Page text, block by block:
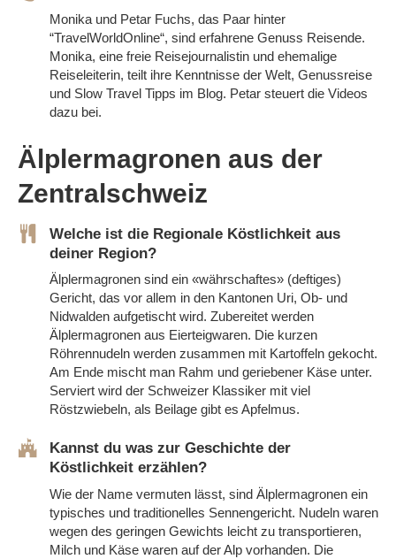
Monika und Petar Fuchs, das Paar hinter
“TravelWorldOnline“, sind erfahrene Genuss Reisende.
Monika, eine freie Reisejournalistin und ehemalige
Reiseleiterin, teilt ihre Kenntnisse der Welt, Genussreise
und Slow Travel Tipps im Blog. Petar steuert die Videos
dazu bei.
Älplermagronen aus der
Zentralschweiz
Welche ist die Regionale Köstlichkeit aus
deiner Region?
Älplermagronen sind ein «währschaftes» (deftiges)
Gericht, das vor allem in den Kantonen Uri, Ob- und
Nidwalden aufgetischt wird. Zubereitet werden
Älplermagronen aus Eierteigwaren. Die kurzen
Röhrennudeln werden zusammen mit Kartoffeln gekocht.
Am Ende mischt man Rahm und geriebener Käse unter.
Serviert wird der Schweizer Klassiker mit viel
Röstzwiebeln, als Beilage gibt es Apfelmus.
Kannst du was zur Geschichte der
Köstlichkeit erzählen?
Wie der Name vermuten lässt, sind Älplermagronen ein
typisches und traditionelles Sennengericht. Nudeln waren
wegen des geringen Gewichts leicht zu transportieren,
Milch und Käse waren auf der Alp vorhanden. Die